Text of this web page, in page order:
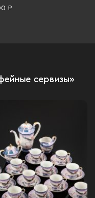
фарфоровый
₽
сервизы»